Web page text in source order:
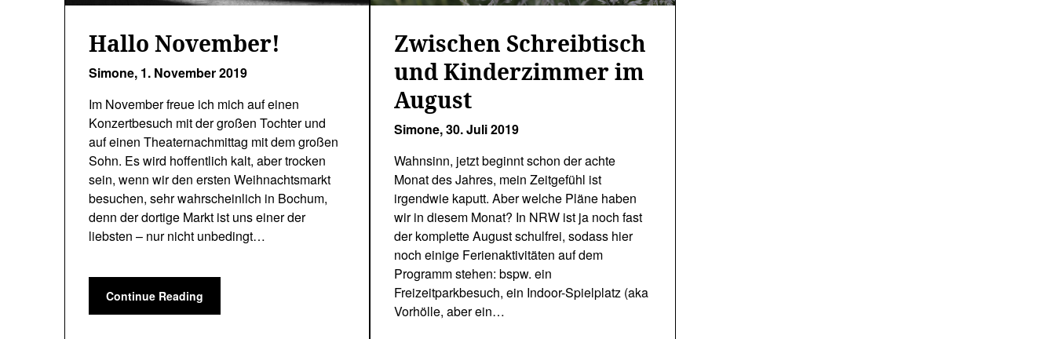
Hallo November!
Simone, 1. November 2019
Im November freue ich mich auf einen
Konzertbesuch mit der großen Tochter und
auf einen Theaternachmittag mit dem großen
Sohn. Es wird hoffentlich kalt, aber trocken
sein, wenn wir den ersten Weihnachtsmarkt
besuchen, sehr wahrscheinlich in Bochum,
denn der dortige Markt ist uns einer der
liebsten – nur nicht unbedingt…
Continue Reading
Zwischen Schreibtisch
und Kinderzimmer im
August
Simone,30. Juli 2019
Wahnsinn, jetzt beginnt schon der achte
Monat des Jahres, mein Zeitgefühl ist
irgendwie kaputt. Aber welche Pläne haben
wir in diesem Monat? In NRW ist ja noch fast
der komplette August schulfrei, sodass hier
noch einige Ferienaktivitäten auf dem
Programm stehen: bspw. ein
Freizeitparkbesuch, ein Indoor-Spielplatz (aka
Vorhölle, aber ein…